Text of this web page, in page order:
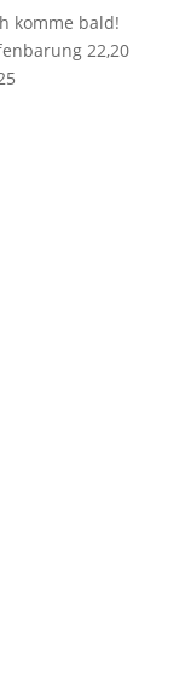
komme bald!
22,20